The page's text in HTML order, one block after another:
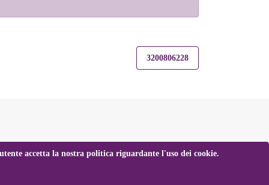
3200806228
accetta la nostra politica riguardante l'uso dei cookie.